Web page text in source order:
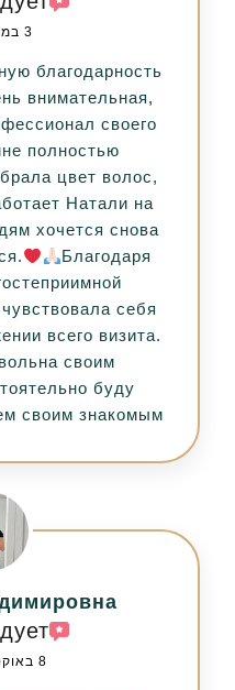
3 במרץ 2026
благодарность
внимательная,
своего
полностью
цвет волос,
Натали на
хочется снова
Благодаря
себя
всего визита.
своим
буду
своим знакомым
8 באוקטובר 2025